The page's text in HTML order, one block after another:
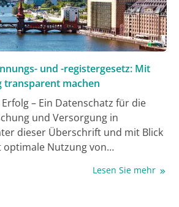
und -registergesetz: Mit
transparent machen
– Ein Datenschatz für die
und Versorgung in
dieser Überschrift und mit Blick
optimale Nutzung von
dem Bereich Onkologie mit
Lesen Sie mehr